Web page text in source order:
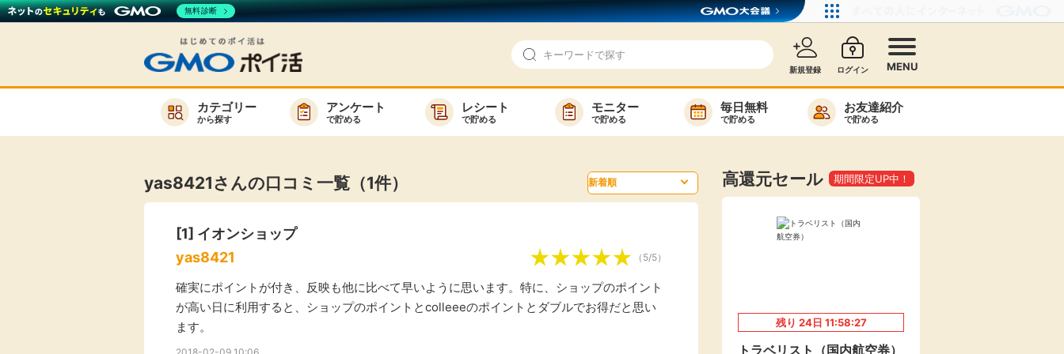
新規登録 ログイン MENU
お知らせ
高還元
無料
ゲーム
モニター
お友達紹介
ポイ活お得情報
GMOポイ活の使い方
毎日ゲット
カテゴリー
から探す
アンケート
で貯める
レシート
で貯める
モニター
で貯める
毎日無料
で貯める
お友達紹介
で貯める
キーワードで検索
yas8421さんの口コミ一覧（1件）
[1] イオンショップ
yas8421
（5/5）
確実にポイントが付き、反映も他に比べて早いように思います。特に、ショップのポイント
が高い日に利用すると、ショップのポイントとcolleeeのポイントとダブルでお得だと思い
ます。
高還元セール 期間限定UP中！
残り 24日 11:58:26
トラベリスト（国内航空券）
無料診断